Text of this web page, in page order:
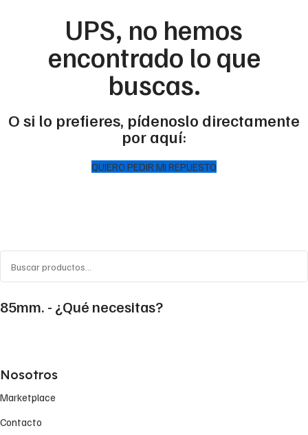
UPS, no hemos
encontrado lo que
buscas.
O si lo prefieres, pídenoslo directamente
por aquí:
QUIERO PEDIR MI REPUESTO
85mm. - ¿Qué necesitas?
Nosotros
Marketplace
Contacto